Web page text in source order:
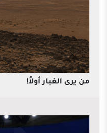
من يرى الغبار أولاً!